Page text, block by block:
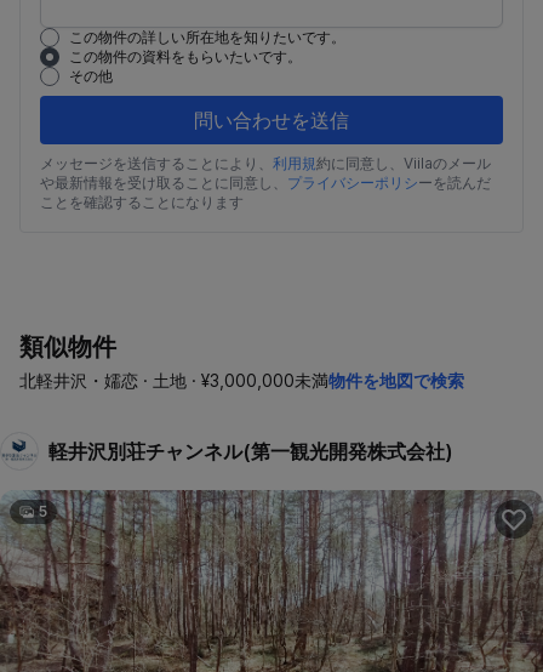
この物件の詳しい所在地を知りたいです。
この物件の資料をもらいたいです。
その他
問い合わせを送信
メッセージを送信することにより、 利用規約に同意し、Viilaのメール
や最新情報を受け取ることに同意し、 プライバシーポリシーを読んだ
ことを確認することになります
類似物件
北軽井沢・嬬恋 · 土地 · ¥3,000,000未満物件を地図で検索
軽井沢別荘チャンネル(第一観光開発株式会社)
5